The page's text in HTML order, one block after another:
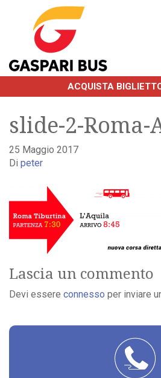
ACQUISTA
slide-2-Roma-
25 Maggio 2017
Di peter
Lascia un commento
Devi essere connesso per inviare